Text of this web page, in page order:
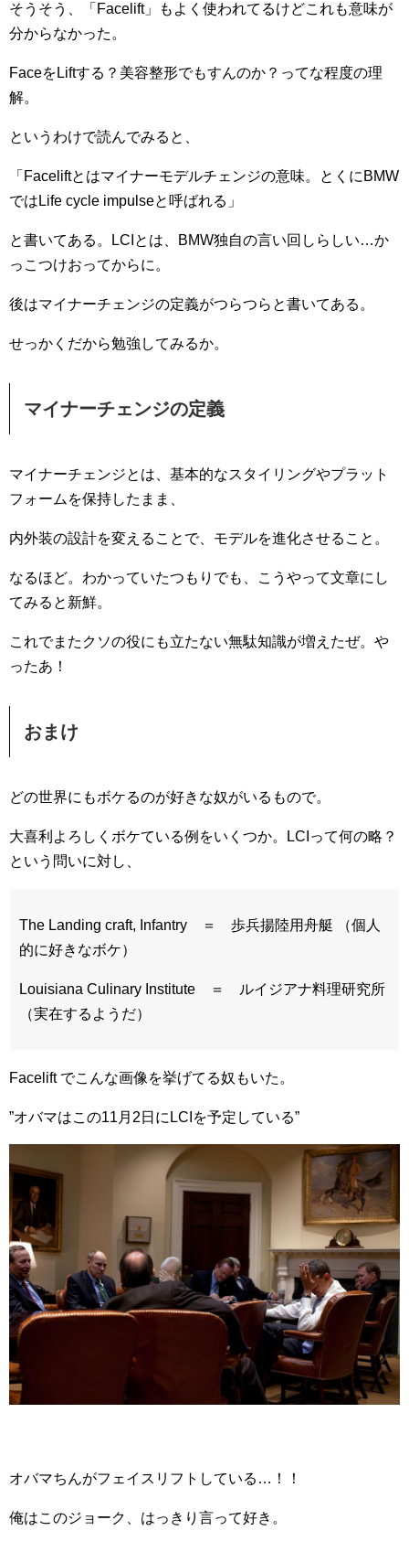
そうそう、「Facelift」もよく使われてるけどこれも意味が
分からなかった。
FaceをLiftする？美容整形でもすんのか？ってな程度の理
解。
というわけで読んでみると、
「Faceliftとはマイナーモデルチェンジの意味。とくにBMW
ではLife cycle impulseと呼ばれる」
と書いてある。LCIとは、BMW独自の言い回しらしい…か
っこつけおってからに。
後はマイナーチェンジの定義がつらつらと書いてある。
せっかくだから勉強してみるか。
マイナーチェンジの定義
マイナーチェンジとは、基本的なスタイリングやプラット
フォームを保持したまま、
内外装の設計を変えることで、モデルを進化させること。
なるほど。わかっていたつもりでも、こうやって文章にし
てみると新鮮。
これでまたクソの役にも立たない無駄知識が増えたぜ。や
ったあ！
おまけ
どの世界にもボケるのが好きな奴がいるもので。
大喜利よろしくボケている例をいくつか。LCIって何の略？
という問いに対し、
The Landing craft, Infantry ＝ 歩兵揚陸用舟艇 （個人
的に好きなボケ）
Louisiana Culinary Institute ＝ ルイジアナ料理研究所
（実在するようだ）
Facelift でこんな画像を挙げてる奴もいた。
”オバマはこの11月2日にLCIを予定している”
オバマちんがフェイスリフトしている…！！
俺はこのジョーク、はっきり言って好き。